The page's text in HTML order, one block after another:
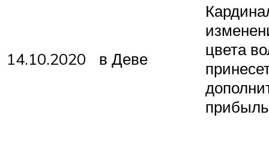
14.10.2020 в Деве
цвета